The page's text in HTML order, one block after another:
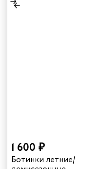
1 600 ₽
Ботинки летние/